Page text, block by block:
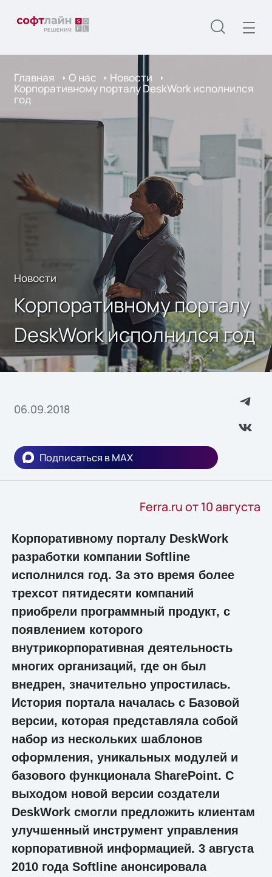
Главная О нас Новости
Корпоративному порталу DeskWork исполнился
год
Новости
Корпоративному порталу
DeskWork исполнился год
06.09.2018
Подписаться в MAX
Ferra.ru от 10 августа
Корпоративному порталу DeskWork
разработки компании Softline
исполнился год. За это время более
трехсот пятидесяти компаний
приобрели программный продукт, с
появлением которого
внутрикорпоративная деятельность
многих организаций, где он был
внедрен, значительно упростилась.
История портала началась с Базовой
версии, которая представляла собой
набор из нескольких шаблонов
оформления, уникальных модулей и
базового функционала SharePoint. С
выходом новой версии создатели
DeskWork смогли предложить клиентам
улучшенный инструмент управления
корпоративной информацией. 3 августа
2010 года Softline анонсировала